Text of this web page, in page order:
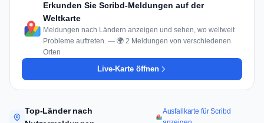
Erkunden Sie Scribd-Meldungen auf der
Weltkarte
Meldungen nach Ländern anzeigen und sehen, wo weltweit
Probleme auftreten. — 🌍 2 Meldungen von verschiedenen
Orten
Live-Karte öffnen
Top-Länder nach
Ausfallkarte für Scribd